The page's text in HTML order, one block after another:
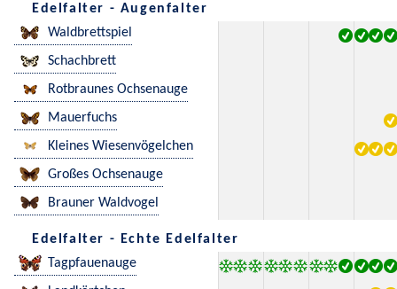
Edelfalter - Augenfalter
Waldbrettspiel
Schachbrett
Rotbraunes Ochsenauge
Mauerfuchs
Kleines Wiesenvögelchen
Großes Ochsenauge
Brauner Waldvogel
Edelfalter - Echte Edelfalter
Tagpfauenauge